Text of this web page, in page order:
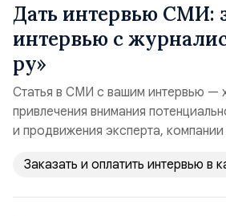
Дать интервью СМИ:
интервью с
ру»
Статья в СМИ с вашим интервью —
привлечения внимания
и продвижения эксперта,
Заказать и оплатить интервью в